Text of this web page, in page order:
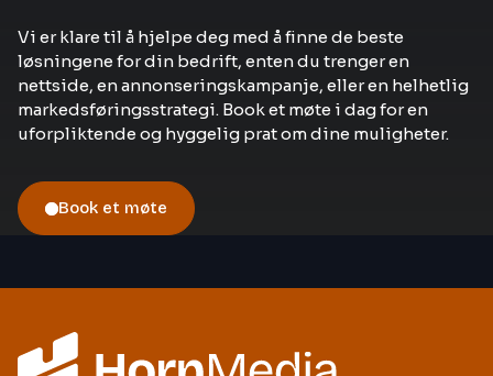
Vi er klare til å hjelpe deg med å finne de beste
løsningene for din bedrift, enten du trenger en
nettside, en annonseringskampanje, eller en helhetlig
markedsføringsstrategi. Book et møte i dag for en
uforpliktende og hyggelig prat om dine muligheter.
Book et møte